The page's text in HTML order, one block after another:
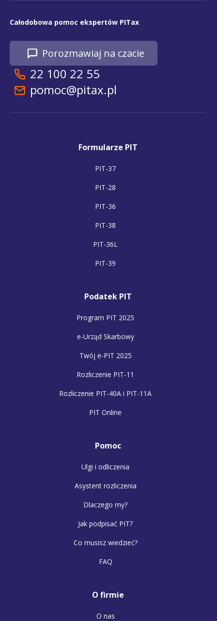
Całodobowa pomoc ekspertów PITax
Porozmawiaj na czacie
22 100 22 55
pomoc@pitax.pl
Formularze PIT
PIT-37
PIT-28
PIT-36
PIT-38
PIT-36L
PIT-39
Podatek PIT
Program PIT 2025
e-Urząd Skarbowy
Twój e-PIT 2025
Rozliczenie PIT-11
Rozliczenie PIT-40A i PIT-11A
PIT Online
Pomoc
Ulgi i odliczenia
Asystent rozliczenia
Dlaczego my?
Jak podpisać PIT?
Co musisz wiedzieć?
FAQ
O firmie
O nas